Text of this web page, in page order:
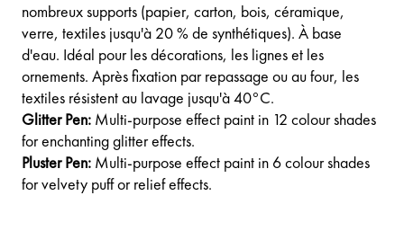
nombreux supports (papier, carton, bois, céramique,
verre, textiles jusqu'à 20 % de synthétiques). À base
d'eau. Idéal pour les décorations, les lignes et les
ornements. Après fixation par repassage ou au four, les
textiles résistent au lavage jusqu'à 40°C.
Glitter Pen: Multi-purpose effect paint in 12 colour shades
for enchanting glitter effects.
Pluster Pen: Multi-purpose effect paint in 6 colour shades
for velvety puff or relief effects.